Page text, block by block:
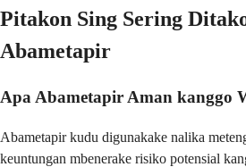
Pitakon Sing Sering
Abametapir
Apa Abametapir Aman kanggo
Abametapir kudu digunakake nalika
keuntungan mbenerake risiko potensial